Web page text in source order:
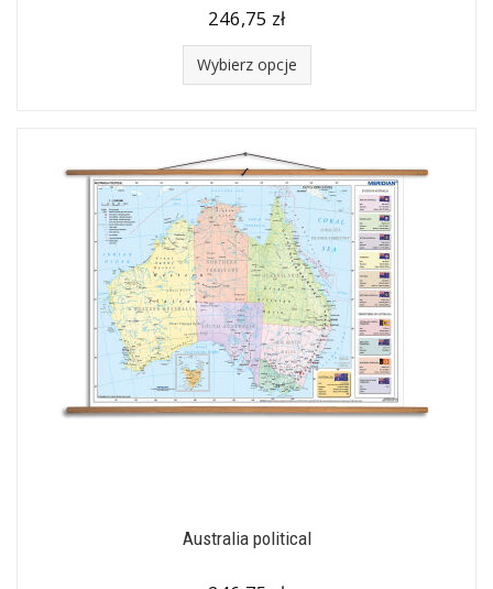
246,75 zł
Wybierz opcje
Australia political